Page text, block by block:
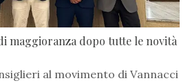
maggioranza dopo tutte le novità
al movimento di Vannacci